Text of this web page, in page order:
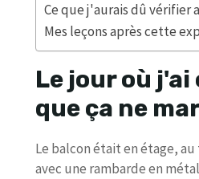
Ce que j'aurais dû vérifier
Mes leçons après cette
Le jour où
que ça ne
Le balcon était en étage,
avec une rambarde en